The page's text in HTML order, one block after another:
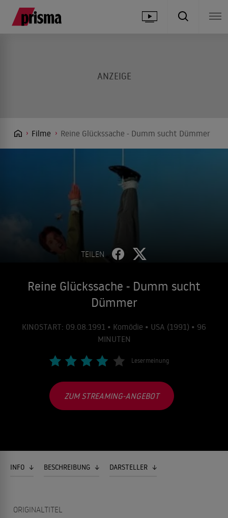
Filme Reine Glückssache - Dumm sucht Dümmer
TEILEN
Reine Glückssache - Dumm sucht
Dümmer
KINOSTART: 09.08.1991 • Komödie • USA (1991) • 96
MINUTEN
Lesermeinung
ZUM STREAMING-ANGEBOT
INFO BESCHREIBUNG DARSTELLER
ORIGINALTITEL